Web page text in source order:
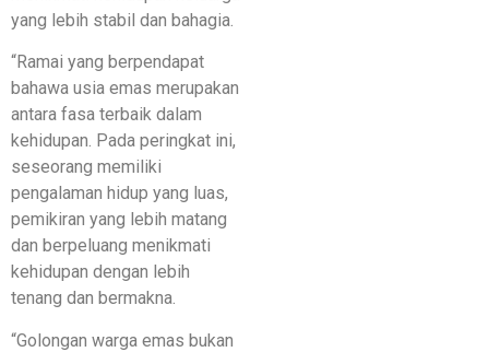
yang lebih stabil dan bahagia.
“Ramai yang berpendapat
bahawa usia emas merupakan
antara fasa terbaik dalam
kehidupan. Pada peringkat ini,
seseorang memiliki
pengalaman hidup yang luas,
pemikiran yang lebih matang
dan berpeluang menikmati
kehidupan dengan lebih
tenang dan bermakna.
“Golongan warga emas bukan